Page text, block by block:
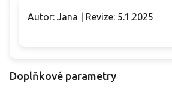
Autor: Jana | Revize: 5.1.2025
Doplňkové parametry